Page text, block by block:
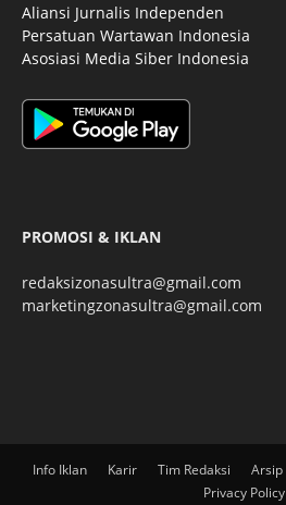
Aliansi Jurnalis Independen
Persatuan Wartawan Indonesia
Asosiasi Media Siber Indonesia
PROMOSI & IKLAN
redaksizonasultra@gmail.com
marketingzonasultra@gmail.com
Info Iklan Karir Tim Redaksi Arsip
Privacy Policy